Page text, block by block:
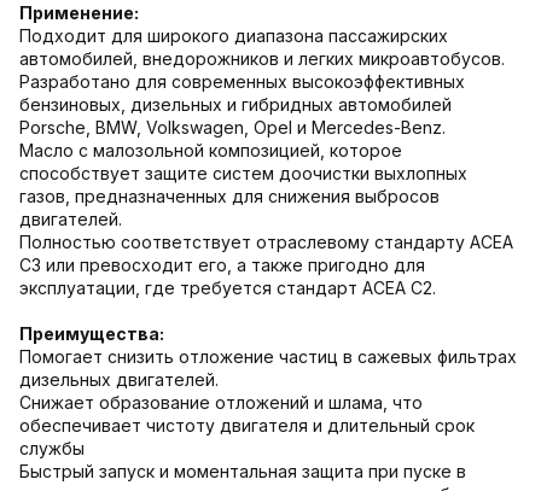
Применение:
Подходит для широкого диапазона пассажирских
автомобилей, внедорожников и легких микроавтобусов.
Разработано для современных высокоэффективных
бензиновых, дизельных и гибридных автомобилей
Porsche, BMW, Volkswagen, Opel и Mercedes-Benz.
Масло с малозольной композицией, которое
способствует защите систем доочистки выхлопных
газов, предназначенных для снижения выбросов
двигателей.
Полностью соответствует отраслевому стандарту ACEA
C3 или превосходит его, а также пригодно для
эксплуатации, где требуется стандарт ACEA C2.
Преимущества:
Помогает снизить отложение частиц в сажевых фильтрах
дизельных двигателей.
Снижает образование отложений и шлама, что
обеспечивает чистоту двигателя и длительный срок
службы
Быстрый запуск и моментальная защита при пуске в